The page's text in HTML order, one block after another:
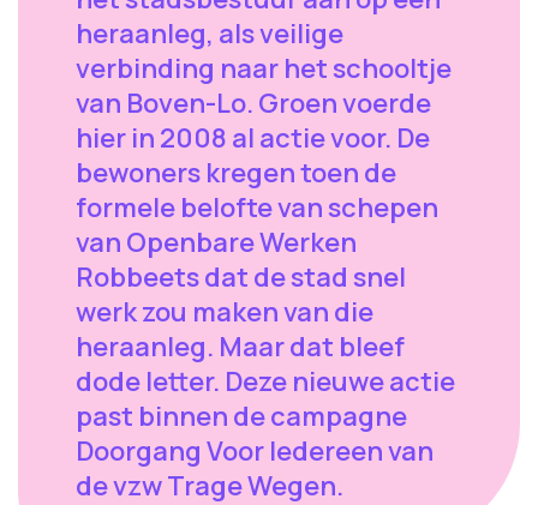
heraanleg, als veilige
verbinding naar het schooltje
van Boven-Lo. Groen voerde
hier in 2008 al actie voor. De
bewoners kregen toen de
formele belofte van schepen
van Openbare Werken
Robbeets dat de stad snel
werk zou maken van die
heraanleg. Maar dat bleef
dode letter. Deze nieuwe actie
past binnen de campagne
Doorgang Voor Iedereen van
de vzw Trage Wegen.